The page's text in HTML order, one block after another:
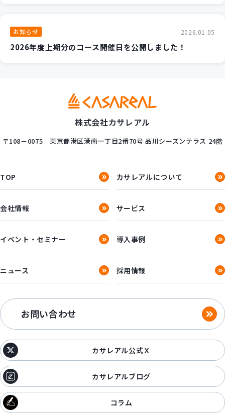
お知らせ 2026.01.05
2026年度上期分のコース開催日を公開しました！
株式会社カサレアル
〒108－0075 東京都港区港南一丁目2番70号 品川シーズンテラス 24階
TOP カサレアルについて
会社情報 サービス
イベント・セミナー 導入事例
ニュース 採用情報
お問い合わせ
カサレアル公式Ｘ
カサレアルブログ
コラム